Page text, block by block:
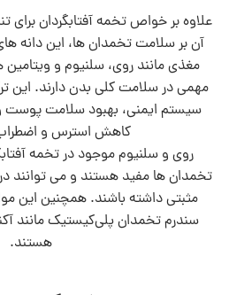
علاوه بر خواص تخمه آفتابگردان برای
آن بر سلامت تخمدان‌ ها، این دانه
مهمی در سلامت کلی بدن دارند. این
سیستم ایمنی، بهبود سلامت پوست
کاهش استرس و
روی و سلنیوم موجود در تخمه
تخمدان‌ ها مفید هستند و می‌ توانند
مثبتی داشته باشند. همچنین این
سندرم تخمدان پلی‌کیستیک مانند
هستند.